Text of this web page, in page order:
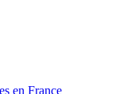
en France